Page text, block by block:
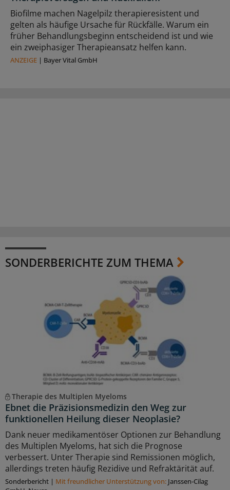
Biofilme machen Nagelpilz therapieresistent und
gelten als häufige Ursache für Rückfälle. Warum ein
früher Behandlungsbeginn entscheidend ist und wie
ein zweiphasiger Therapieansatz helfen kann.
ANZEIGE | Bayer Vital GmbH
SONDERBERICHTE ZUM THEMA
Therapie des Multiplen Myeloms
Ebnet die Präzisionsmedizin den Weg zur
funktionellen Heilung dieser Neoplasie?
Dank neuer medikamentöser Optionen zur Behandlung
des Multiplen Myeloms, hat sich die Prognose
verbessert. Unter Therapie sind Remissionen möglich,
allerdings treten häufig Rezidive und Refraktärität auf.
Sonderbericht | Mit freundlicher Unterstützung von: Janssen-Cilag